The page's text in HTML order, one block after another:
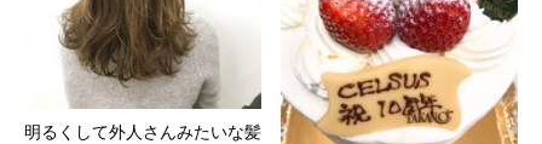
明るくして外人さんみたいな髪